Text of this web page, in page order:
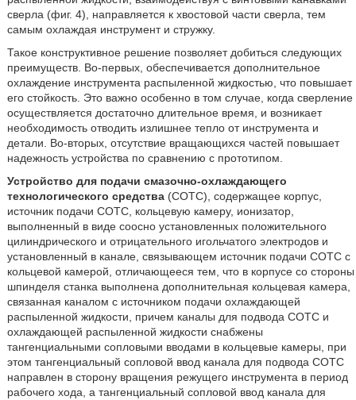
сверла (фиг. 4), направляется к хвостовой части сверла, тем
самым охлаждая инструмент и стружку.
Такое конструктивное решение позволяет добиться следующих
преимуществ. Во-первых, обеспечивается дополнительное
охлаждение инструмента распыленной жидкостью, что повышает
его стойкость. Это важно особенно в том случае, когда сверление
осуществляется достаточно длительное время, и возникает
необходимость отводить излишнее тепло от инструмента и
детали. Во-вторых, отсутствие вращающихся частей повышает
надежность устройства по сравнению с прототипом.
Устройство для подачи смазочно-охлаждающего
технологического средства(СОТС), содержащее корпус,
источник подачи СОТС, кольцевую камеру, ионизатор,
выполненный в виде соосно установленных положительного
цилиндрического и отрицательного игольчатого электродов и
установленный в канале, связывающем источник подачи СОТС с
кольцевой камерой, отличающееся тем, что в корпусе со стороны
шпинделя станка выполнена дополнительная кольцевая камера,
связанная каналом с источником подачи охлаждающей
распыленной жидкости, причем каналы для подвода СОТС и
охлаждающей распыленной жидкости снабжены
тангенциальными сопловыми вводами в кольцевые камеры, при
этом тангенциальный сопловой ввод канала для подвода СОТС
направлен в сторону вращения режущего инструмента в период
рабочего хода, а тангенциальный сопловой ввод канала для